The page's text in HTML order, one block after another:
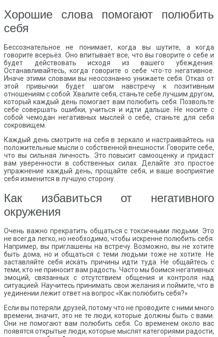
Хорошие слова помогают полюбить
себя
Бессознательное не понимает, когда вы шутите, а когда
говорите всерьёз. Оно впитывает все, что вы говорите о себе и
будет действовать исходя из вашего убеждения.
Останавливайтесь, когда говорите о себе что-то негативное.
Иначе этими словами вы неосознанно унижаете себя. Отказ от
этой привычки будет шагом навстречу к позитивным
отношениям с собой. Хвалите себя, станьте себе лучшим другом,
который каждый день помогает вам полюбить себя. Позвольте
себе совершать ошибки, учиться и идти дальше. Не носите с
собой чемодан негативных мыслей о себе, станьте для себя
сокровищем.
Каждый день смотрите на себя в зеркало и настраивайтесь на
положительные мысли о собственной внешности. Говорите себе,
что вы сильная личность. Это повысит самооценку и придаст
вам уверенности в собственных силах. Делайте это простое
упражнение каждый день, прощайте себя, и ваше восприятие
себя изменится в лучшую сторону.
Как избавиться от негативного
окружения
Очень важно прекратить общаться с токсичными людьми. Это
не всегда легко, но необходимо, чтобы искренне полюбить себя.
Например, вы приглашены на встречу. Возможно, вы не хотите
быть дома, но и общаться с теми людьми тоже не хотите. Не
заставляйте себя искать причины идти туда. Не общайтесь с
теми, кто не приносит вам радость. Часто мы боимся негативных
эмоций, связанных с отсутствием общения и контроля над
ситуацией. Научитесь принимать свои желания и поймите, что в
уединении лежит ответ на вопрос «Как полюбить себя?»
Если вы потеряли друзей, потому что не проводите с ними много
времени, значит, это не те люди, которые должны быть с вами.
Они не помогают вам полюбить себя. Со временем около вас
появятся открытые люди, которые мыслят категориями радости,